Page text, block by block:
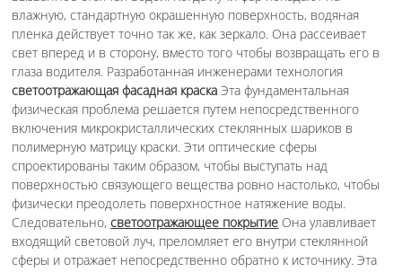
влажную, стандартную окрашенную поверхность, водяная
пленка действует точно так же, как зеркало. Она рассеивает
свет вперед и в сторону, вместо того чтобы возвращать его в
глаза водителя. Разработанная инженерами технология
светоотражающая фасадная краска Эта фундаментальная
физическая проблема решается путем непосредственного
включения микрокристаллических стеклянных шариков в
полимерную матрицу краски. Эти оптические сферы
спроектированы таким образом, чтобы выступать над
поверхностью связующего вещества ровно настолько, чтобы
физически преодолеть поверхностное натяжение воды.
Следовательно,светоотражающее покрытие Она улавливает
входящий световой луч, преломляет его внутри стеклянной
сферы и отражает непосредственно обратно к источнику. Эта